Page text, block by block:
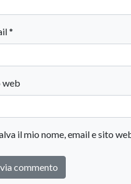
*
web
il mio nome, email e sito